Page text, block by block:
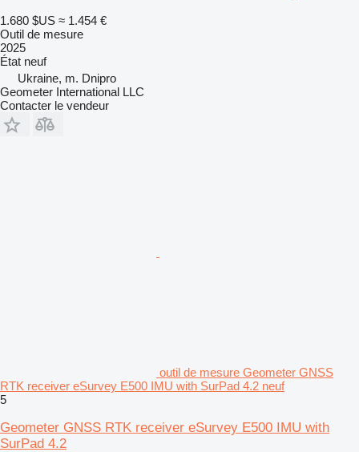
1.680 $US ≈ 1.454 €
Outil de mesure
2025
État neuf
Ukraine, m. Dnipro
Geometer International LLC
Contacter le vendeur
outil de mesure Geometer GNSS
RTK receiver eSurvey E500 IMU with SurPad 4.2 neuf
5
Geometer GNSS RTK receiver eSurvey E500 IMU with
SurPad 4.2